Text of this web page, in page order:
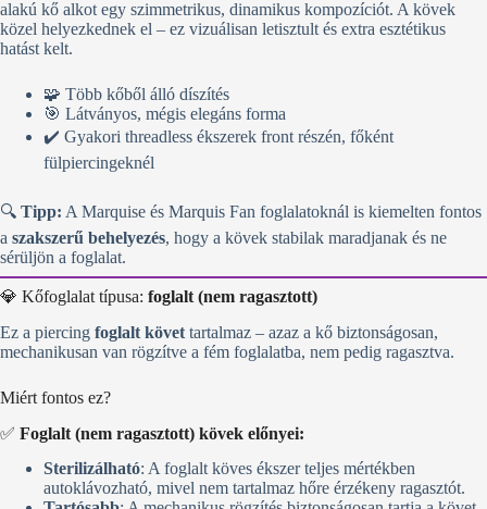
alakú kő alkot egy szimmetrikus, dinamikus kompozíciót. A kövek
közel helyezkednek el – ez vizuálisan letisztult és extra esztétikus
hatást kelt.
🧩 Több kőből álló díszítés
🎯 Látványos, mégis elegáns forma
✔️ Gyakori threadless ékszerek front részén, főként
fülpiercingeknél
🔍 Tipp: A Marquise és Marquis Fan foglalatoknál is kiemelten fontos
a szakszerű behelyezés, hogy a kövek stabilak maradjanak és ne
sérüljön a foglalat.
💎 Kőfoglalat típusa: foglalt (nem ragasztott)
Ez a piercing foglalt követ tartalmaz – azaz a kő biztonságosan,
mechanikusan van rögzítve a fém foglalatba, nem pedig ragasztva.
Miért fontos ez?
✅ Foglalt (nem ragasztott) kövek előnyei:
Sterilizálható: A foglalt köves ékszer teljes mértékben
autoklávozható, mivel nem tartalmaz hőre érzékeny ragasztót.